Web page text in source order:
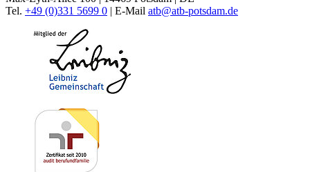
Tel. +49 (0)331 5699 0 | E-Mail atb@atb-potsdam.de